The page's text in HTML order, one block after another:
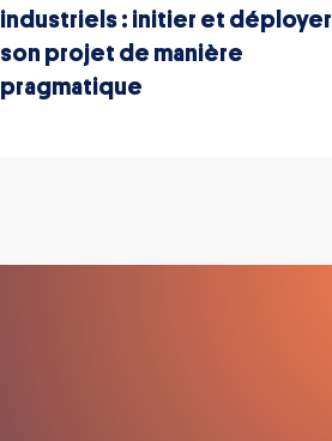
industriels : initier et déployer
son projet de manière
pragmatique